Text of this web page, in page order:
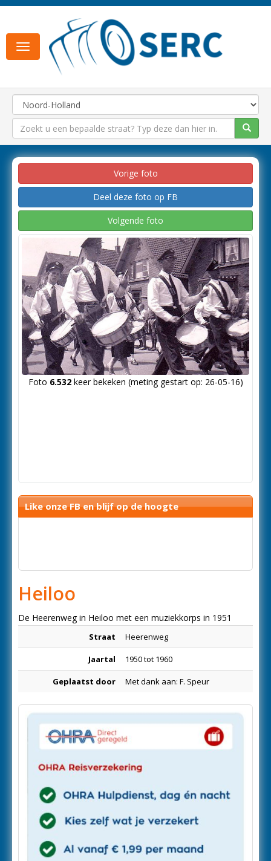
Toggle
navigation
Vorige foto
Deel deze foto op FB
Volgende foto
Foto 6.532keer bekeken (meting gestart op: 26-05-16)
Like onze FB en blijf op de hoogte
Heiloo
De Heerenweg in Heiloo met een muziekkorps in 1951
Straat Heerenweg
Jaartal 1950 tot 1960
Geplaatst door Met dank aan: F. Speur